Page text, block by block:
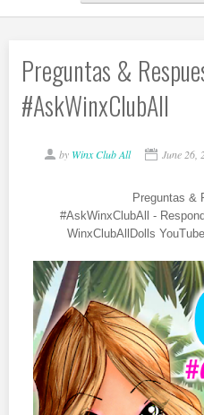
Preguntas &
#AskWinxClubAll
by Winx Club All June 26,
Preguntas &
#AskWinxClubAll -
WinxClubAllDolls